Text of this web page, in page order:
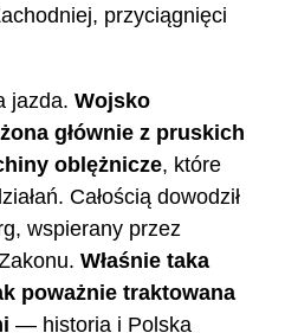
przyciągnięci
jazda. Wojsko
głównie z pruskich
oblężnicze, które
Całością dowodził
wspierany przez
Właśnie taka
poważnie traktowana
— historia i Polska